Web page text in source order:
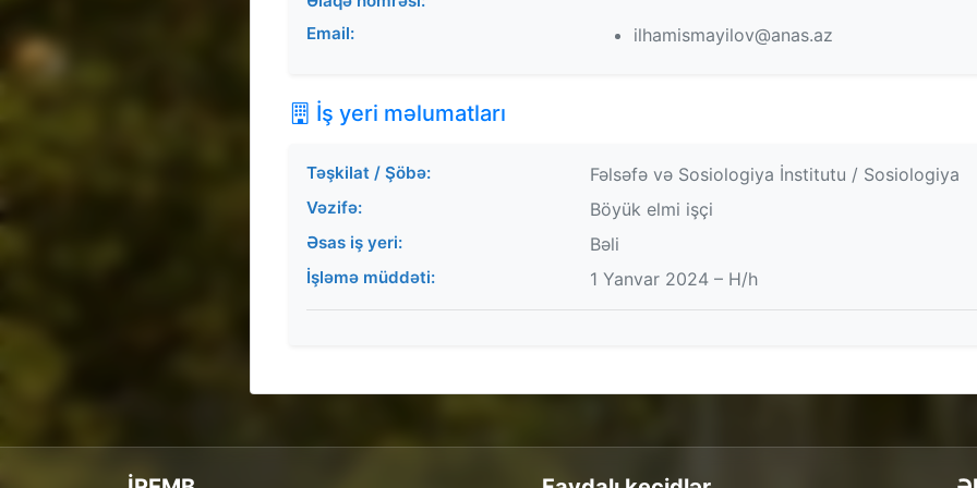
Email:
ilhamismayilov@anas.az
İş yeri məlumatları
Təşkilat / Şöbə: Fəlsəfə və Sosiologiya İnstitutu / Sosiologiya
Vəzifə: Böyük elmi işçi
Əsas iş yeri: Bəli
İşləmə müddəti: 1 Yanvar 2024 – H/h